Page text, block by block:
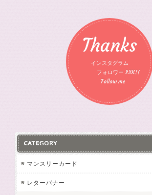
Thanks
インスタグラム
フォロワー 23K!!
Follow me
CATEGORY
マンスリーカード
レターバナー